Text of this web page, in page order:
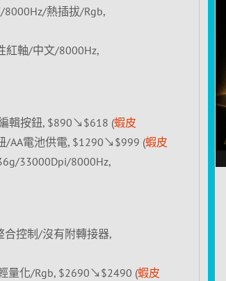
8000Hz/熱插拔/Rgb,
紅軸/中文/8000Hz,
輯按鈕, $890↘$618 (蝦皮
/AA電池供電, $1290↘$999 (蝦皮
33000Dpi/8000Hz,
合控制/沒有附轉接器,
量化/Rgb, $2690↘$2490 (蝦皮